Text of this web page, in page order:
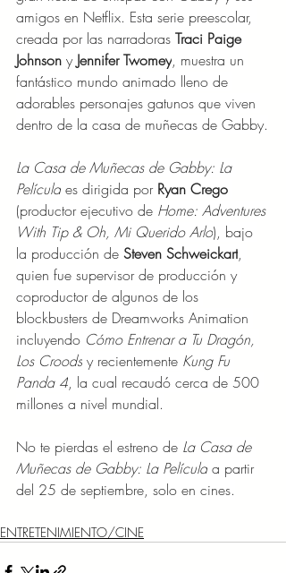
amigos en Netflix. Esta serie preescolar,
creada por las narradoras Traci Paige
Johnson y Jennifer Twomey, muestra un
fantástico mundo animado lleno de
adorables personajes gatunos que viven
dentro de la casa de muñecas de Gabby.
La Casa de Muñecas de Gabby: La
Película es dirigida por Ryan Crego
(productor ejecutivo de Home: Adventures
With Tip & Oh, Mi Querido Arlo), bajo
la producción de Steven Schweickart,
quien fue supervisor de producción y
coproductor de algunos de los
blockbusters de Dreamworks Animation
incluyendo Cómo Entrenar a Tu Dragón,
Los Croods y recientemente Kung Fu
Panda 4, la cual recaudó cerca de 500
millones a nivel mundial.
No te pierdas el estreno de La Casa de
Muñecas de Gabby: La Película a partir
del 25 de septiembre, solo en cines.
ENTRETENIMIENTO/CINE